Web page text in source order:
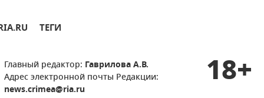
ТЕГИ
Главный редактор: Гаврилова А.В.
Адрес электронной почты Редакции:
news.crimea@ria.ru
18+